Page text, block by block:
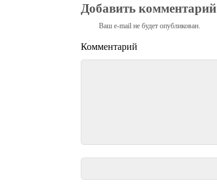
Добавить комментарий
Ваш e-mail не будет опубликован.
Комментарий